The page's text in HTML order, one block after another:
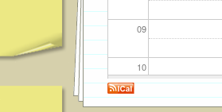
09
10
11